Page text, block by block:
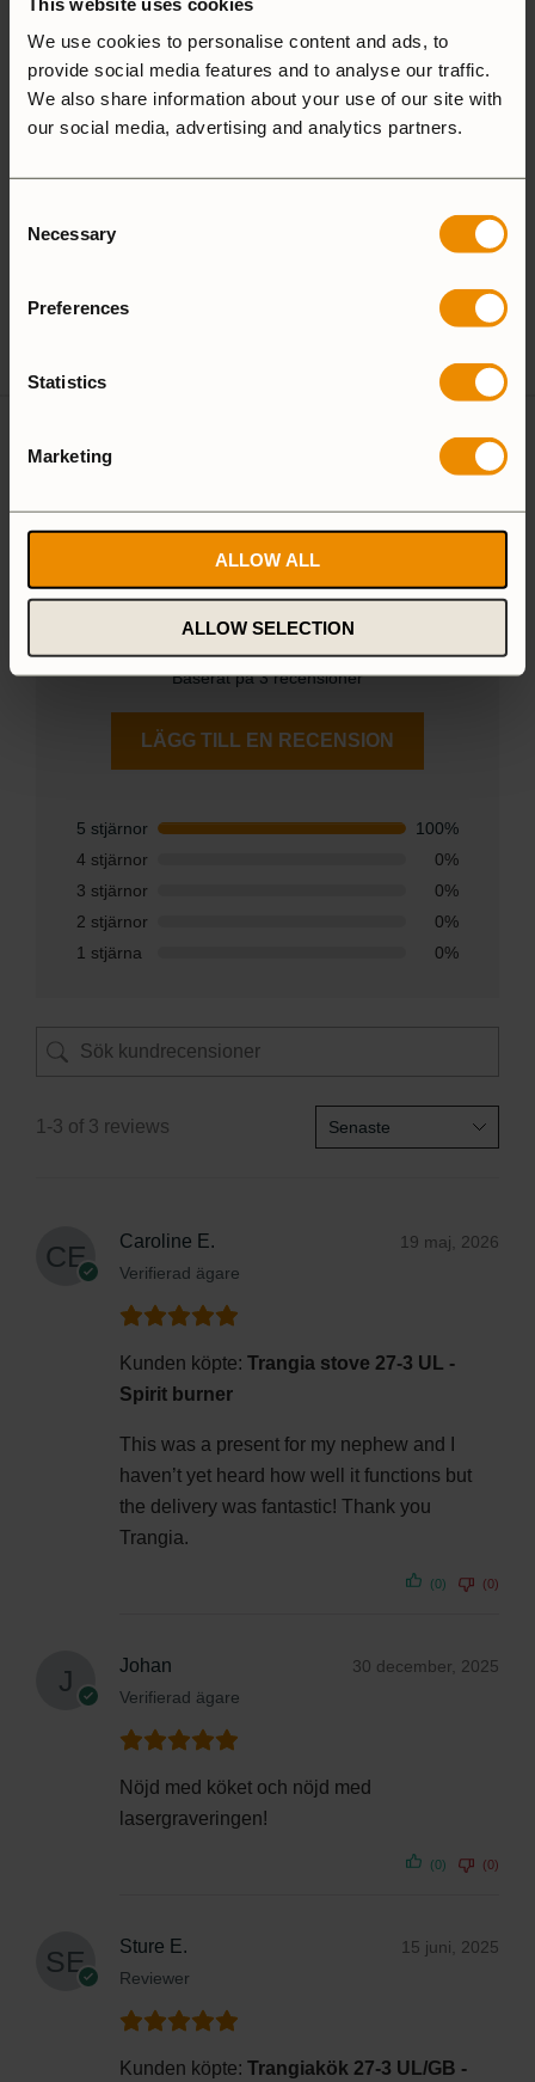
We use cookies to personalise content and ads, to
provide social media features and to analyse our traffic.
We also share information about your use of our site with
our social media, advertising and analytics partners.
Selection
Necessary
Preferences
Statistics
Marketing
ALLOW ALL
ALLOW SELECTION
Aluminium
25 Large 27 Small
3 recensioner av
Trangiakök
5,0
Baserat på 3 recensioner
LÄGG TILL EN RECENSION
5 stjärnor
100%
4 stjärnor
0%
3 stjärnor
0%
2 stjärnor
0%
1 stjärna
0%
1-3 of 3 reviews
Caroline E.
Verifierad ägare
19 maj, 2026
Kunden köpte: Trangia stove 27-3 UL -
Spirit burner
This was a present for my nephew and I
haven’t yet heard how well it functions but
the delivery was fantastic! Thank you
Trangia.
(0) (0)
Johan
Verifierad ägare
30 december, 2025
Nöjd med köket och nöjd med
lasergraveringen!
(0) (0)
Sture E.
Reviewer
15 juni, 2025
Kunden köpte: Trangiakök 27-3 UL/GB -